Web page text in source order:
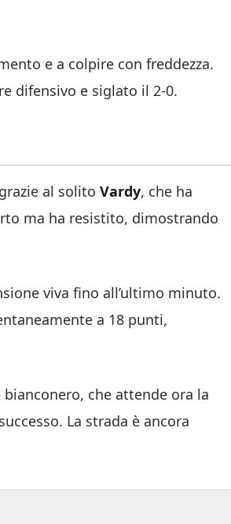
e a colpire con freddezza.
difensivo e siglato il 2-0.
al solito Vardy, che ha
ma ha resistito, dimostrando
viva fino all’ultimo minuto.
a 18 punti,
che attende ora la
La strada è ancora